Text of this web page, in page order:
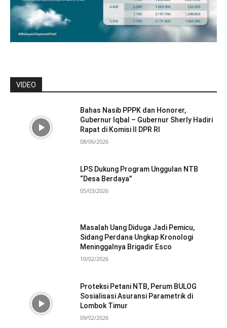
VIDEO
Bahas Nasib PPPK dan Honorer,
Gubernur Iqbal – Gubernur Sherly Hadiri
Rapat di Komisi II DPR RI
08/06/2026
LPS Dukung Program Unggulan NTB
“Desa Berdaya”
05/03/2026
Masalah Uang Diduga Jadi Pemicu,
Sidang Perdana Ungkap Kronologi
Meninggalnya Brigadir Esco
10/02/2026
Proteksi Petani NTB, Perum BULOG
Sosialisasi Asuransi Parametrik di
Lombok Timur
09/02/2026